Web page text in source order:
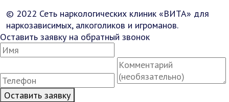
© 2022 Сеть наркологических клиник «ВИТА» для
наркозависимых, алкоголиков и игроманов.
Оставить заявку на обратный звонок
Оставить заявку